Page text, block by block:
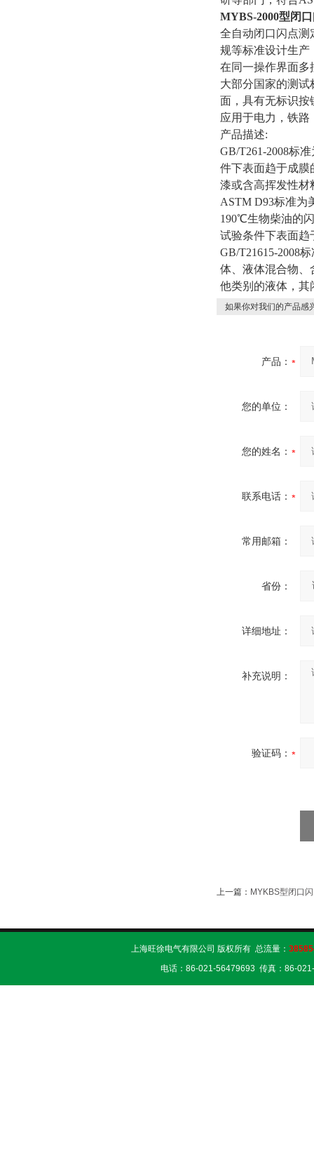
MYBS-2000型闭
全自动闭口闪点测
规等标准设计生产
在同一操作界面多
大部分国家的测
面，具有无标识按
应用于电力，铁
产品描述:
GB/T261-2008标
件下表面趋于成
漆或含高挥发性材
ASTM D93标准为
190℃生物柴油的
试验条件下表面趋
GB/T21615-2008
体、液体混合物、
他类别的液体，
如果你对我们的产品感
产品：
您的单位：
您的姓名：
联系电话：
常用邮箱：
省份：
详细地址：
补充说明：
验证码：
上一篇： MYKBS型闭口
上海旺徐电气有限公司 版权所有 总流量：
电话：86-021-56479693 传真：86-